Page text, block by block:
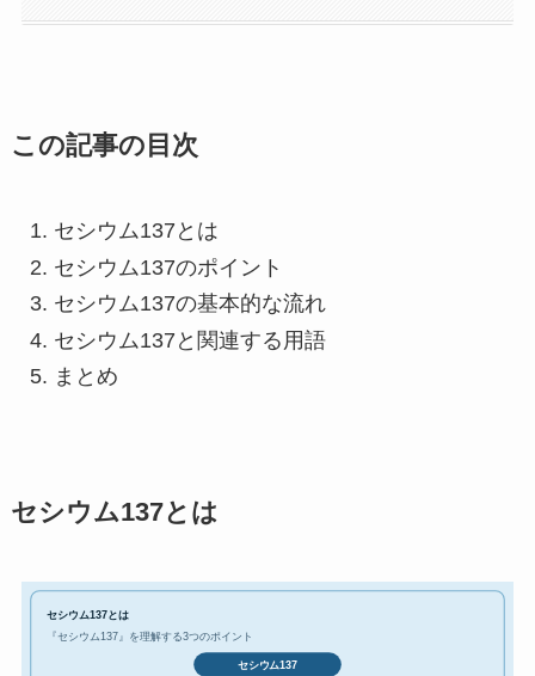
この記事の目次
セシウム137とは
セシウム137のポイント
セシウム137の基本的な流れ
セシウム137と関連する用語
まとめ
セシウム137とは
セシウム137とは
『セシウム137』を理解する3つのポイント
セシウム137